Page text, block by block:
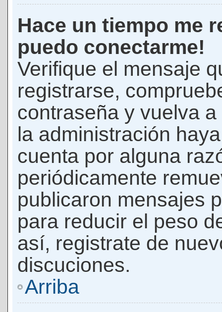
Hace un tiempo me
puedo conectarme!
Verifique el mensaje
registrarse,
contraseña y vuelva
la administración
cuenta por alguna
periódicamente
publicaron mensajes
para reducir el peso
así, registrate de
discuciones.
Arriba